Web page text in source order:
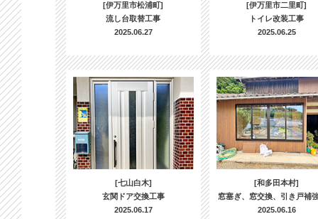
[伊万里市松浦町]
流し台取替工事
2025.06.27
[伊万里市二里町]
トイレ改装工事
2025.06.25
[七山白木]
玄関ドア交換工事
2025.06.17
[和多田本村]
窓塞ぎ、窓交換、引き戸補
2025.06.16